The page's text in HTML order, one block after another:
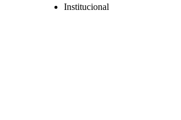
Institucional